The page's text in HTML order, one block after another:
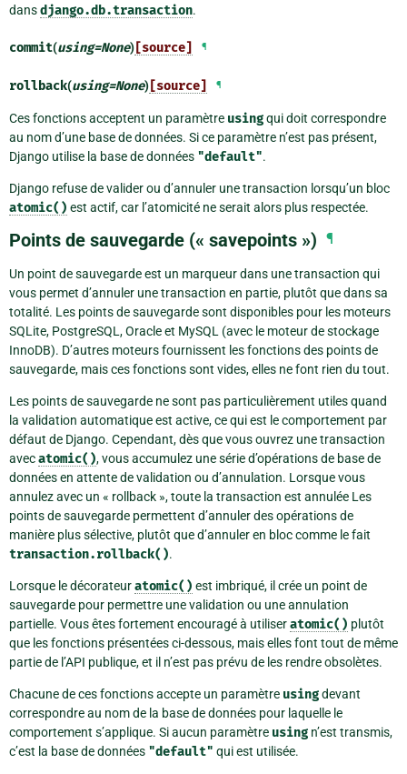
dansdjango.db.transaction.
commit(using=None) [source] ¶
rollback(using=None) [source] ¶
Ces fonctions acceptent un paramètre usingqui doit correspondre
au nom d’une base de données. Si ce paramètre n’est pas présent,
Django utilise la base de données "default".
Django refuse de valider ou d’annuler une transaction lorsqu’un bloc
atomic() est actif, car l’atomicité ne serait alors plus respectée.
Points de sauvegarde (« savepoints ») ¶
Un point de sauvegarde est un marqueur dans une transaction qui
vous permet d’annuler une transaction en partie, plutôt que dans sa
totalité. Les points de sauvegarde sont disponibles pour les moteurs
SQLite, PostgreSQL, Oracle et MySQL (avec le moteur de stockage
InnoDB). D’autres moteurs fournissent les fonctions des points de
sauvegarde, mais ces fonctions sont vides, elles ne font rien du tout.
Les points de sauvegarde ne sont pas particulièrement utiles quand
la validation automatique est active, ce qui est le comportement par
défaut de Django. Cependant, dès que vous ouvrez une transaction
avecatomic(), vous accumulez une série d’opérations de base de
données en attente de validation ou d’annulation. Lorsque vous
annulez avec un « rollback », toute la transaction est annulée Les
points de sauvegarde permettent d’annuler des opérations de
manière plus sélective, plutôt que d’annuler en bloc comme le fait
transaction.rollback().
Lorsque le décorateuratomic() est imbriqué, il crée un point de
sauvegarde pour permettre une validation ou une annulation
partielle. Vous êtes fortement encouragé à utiliseratomic() plutôt
que les fonctions présentées ci-dessous, mais elles font tout de même
partie de l’API publique, et il n’est pas prévu de les rendre obsolètes.
Chacune de ces fonctions accepte un paramètre usingdevant
correspondre au nom de la base de données pour laquelle le
comportement s’applique. Si aucun paramètre using n’est transmis,
c’est la base de données "default" qui est utilisée.